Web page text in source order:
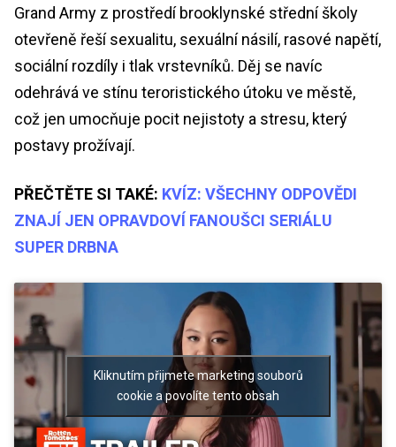
Grand Army z prostředí brooklynské střední školy
otevřeně řeší sexualitu, sexuální násilí, rasové napětí,
sociální rozdíly i tlak vrstevníků. Děj se navíc
odehrává ve stínu teroristického útoku ve městě,
což jen umocňuje pocit nejistoty a stresu, který
postavy prožívají.
PŘEČTĚTE SI TAKÉ: KVÍZ: VŠECHNY ODPOVĚDI
ZNAJÍ JEN OPRAVDOVÍ FANOUŠCI SERIÁLU
SUPER DRBNA
Kliknutím přijmete marketing souborů
cookie a povolíte tento obsah